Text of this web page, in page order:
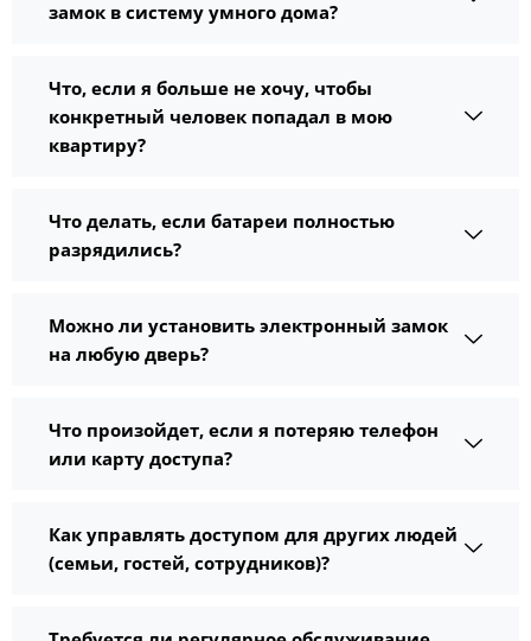
замок в систему умного дома?
Что, если я больше не хочу, чтобы
конкретный человек попадал в мою
квартиру?
Что делать, если батареи полностью
разрядились?
Можно ли установить электронный замок
на любую дверь?
Что произойдет, если я потеряю телефон
или карту доступа?
Как управлять доступом для других людей
(семьи, гостей, сотрудников)?